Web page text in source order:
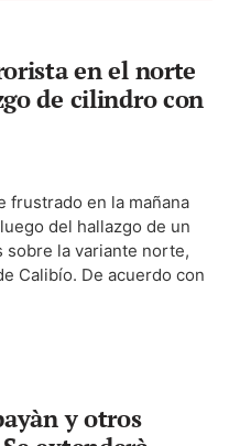
en el norte
de cilindro con
frustrado en la mañana
del hallazgo de un
la variante norte,
Calibío. De acuerdo con
y otros